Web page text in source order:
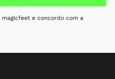
e concordo com a